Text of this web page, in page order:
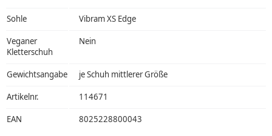
Sohle Vibram XS Edge
Veganer
Kletterschuh
Nein
Gewichtsangabe je Schuh mittlerer Größe
Artikelnr. 114671
EAN 8025228800043